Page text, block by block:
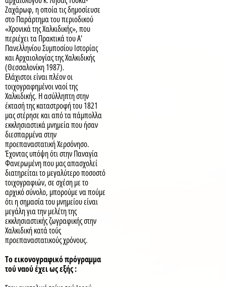
Ζαχάρωφ, η οποία τις δημοσίευσε
στο Παράρτημα του περιοδικού
«Χρονικά της Χαλκιδικής», που
περιέχει τα Πρακτικά του Α'
Πανελληνίου Συμποσίου Ιστορίας
και Αρχαιολογίας της Χαλκιδικής
(Θεσσαλονίκη 1987).
Ελάχιστοι είναι πλέον οι
τοιχογραφημένοι ναοί της
Χαλκιδικής. Η ασύλληπτη στην
έκτασή της καταστροφή του 1821
μας στέρησε και από τα πάμπολλα
εκκλησιαστικά μνημεία που ήσαν
διεσπαρμένα στην
προεπαναστατική Χερσόνησο.
Έχοντας υπόψη ότι στην Παναγία
Φανερωμένη που μας απασχολεί
διατηρείται το μεγαλύτερο ποσοστό
τοιχογραφιών, σε σχέση με το
αρχικό σύνολο, μπορούμε να πούμε
ότι η σημασία του μνημείου είναι
μεγάλη για την μελέτη της
εκκλησιαστικής ζωγραφικής στην
Χαλκιδική κατά τούς
προεπαναστατικούς χρόνους.
Το εικονογραφικό πρόγραμμα
τού ναού έχει ως εξής :